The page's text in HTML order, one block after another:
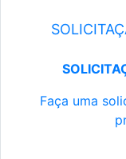
Faça uma